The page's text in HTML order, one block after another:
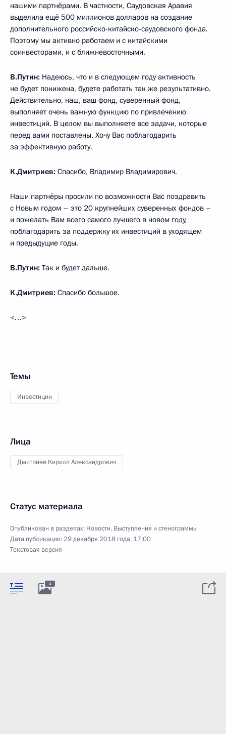
нашими партнёрами. В частности, Саудовская Аравия
выделила ещё 500 миллионов долларов на создание
дополнительного российско-китайско-саудовского фонда.
Поэтому мы активно работаем и с китайскими
соинвесторами, и с ближневосточными.
В.Путин: Надеюсь, что и в следующем году активность
не будет понижена, будете работать так же результативно.
Действительно, наш, ваш фонд, суверенный фонд,
выполняет очень важную функцию по привлечению
инвестиций. В целом вы выполняете все задачи, которые
перед вами поставлены. Хочу Вас поблагодарить
за эффективную работу.
К.Дмитриев: Спасибо, Владимир Владимирович.
Наши партнёры просили по возможности Вас поздравить
с Новым годом – это 20 крупнейших суверенных фондов –
и пожелать Вам всего самого лучшего в новом году,
поблагодарить за поддержку их инвестиций в уходящем
и предыдущие годы.
В.Путин: Так и будет дальше.
К.Дмитриев: Спасибо большое.
<…>
Темы
Инвестиции
Лица
Дмитриев Кирилл Александрович
Статус материала
Опубликован в разделах: Новости, Выступления и стенограммы
Дата публикации:29 декабря 2018 года, 17:00
Текстовая версия
4